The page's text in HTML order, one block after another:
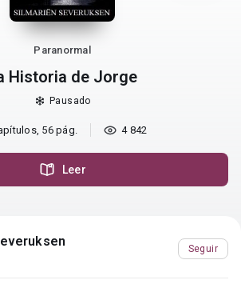
Paranormal
Historia de Jorge
Pausado
56 pág. 4 842
Leer
Seguir